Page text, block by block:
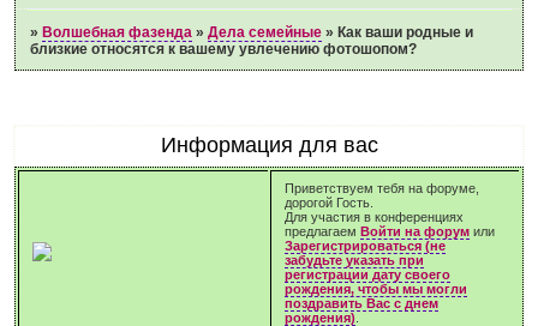
» Волшебная фазенда »Дела семейные » Как ваши родные и
близкие относятся к вашему увлечению фотошопом?
Информация для вас
Приветствуем тебя на форуме,
дорогой Гость.
Для участия в конференциях
предлагаемВойти на форум или
Зарегистрироваться (не
забудьте указать при
регистрации дату своего
рождения, чтобы мы могли
поздравить Вас с днем
рождения)